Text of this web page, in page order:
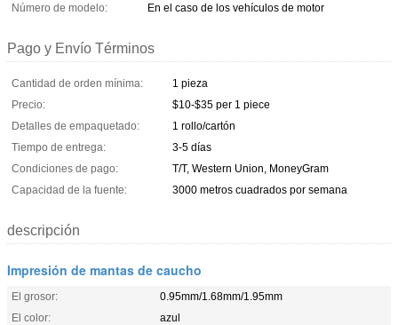
Número de modelo:
En el caso de los vehículos de motor
Pago y Envío Términos
Cantidad de orden mínima:
1 pieza
Precio:
$10-$35 per 1 piece
Detalles de empaquetado:
1 rollo/cartón
Tiempo de entrega:
3-5 días
Condiciones de pago:
T/T, Western Union, MoneyGram
Capacidad de la fuente:
3000 metros cuadrados por semana
descripción
Impresión de mantas de caucho
El grosor:
0.95mm/1.68mm/1.95mm
El color:
azul